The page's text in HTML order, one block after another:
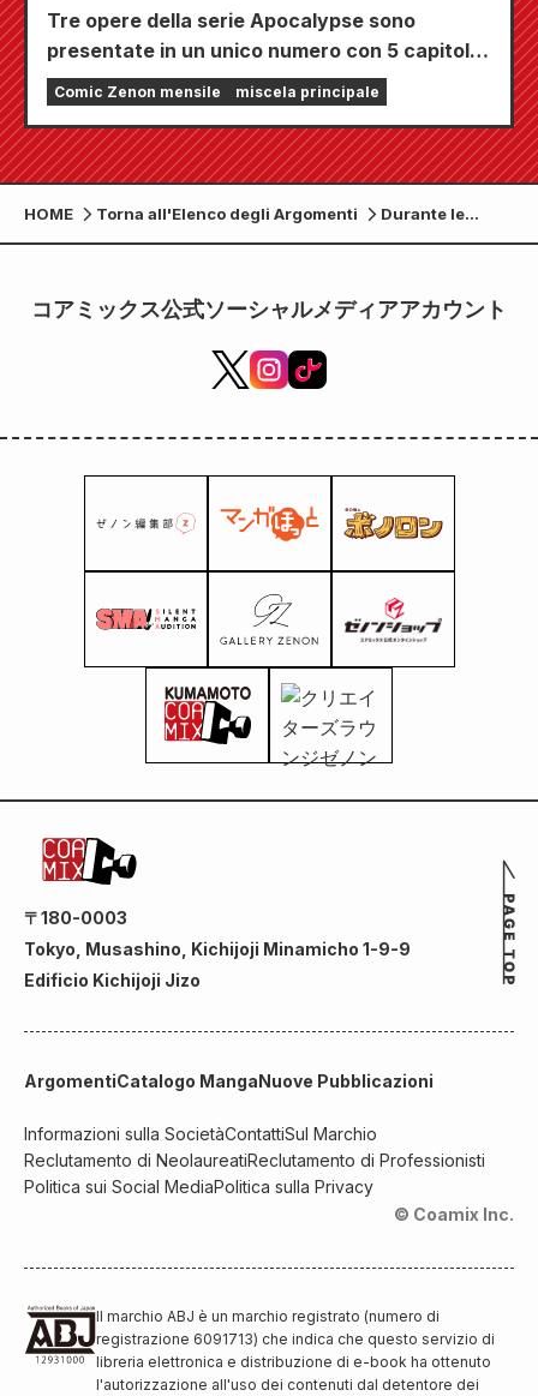
Tre opere della serie Apocalypse sono
presentate in un unico numero con 5 capitoli!!
Il numero di settembre 2026 di "Monthly
Comic Zenon" sarà in vendita dal 24 luglio!!
Comic Zenon mensile miscela principale
HOME Torna all'Elenco degli Argomenti
Durante le
vacanze di fine
“Tsuri Star”
dei combattenti"
verso la fine del
Salvatore" e
ottieni
fantastiche
ricompense!
Verrà inoltre
commemorare la
コアミックス公式ソーシャルメディアアカウント
〒180-0003
Tokyo, Musashino, Kichijoji Minamicho 1-9-9
Edificio Kichijoji Jizo
ArgomentiCatalogo MangaNuove Pubblicazioni
Informazioni sulla SocietàContattiSul Marchio
Reclutamento di NeolaureatiReclutamento di Professionisti
Politica sui Social MediaPolitica sulla Privacy
© Coamix Inc.
Il marchio ABJ è un marchio registrato (numero di
registrazione 6091713) che indica che questo servizio di
libreria elettronica e distribuzione di e-book ha ottenuto
l'autorizzazione all'uso dei contenuti dal detentore dei